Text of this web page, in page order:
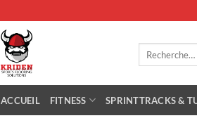
ACCUEIL FITNESS SPRINTTRACKS &